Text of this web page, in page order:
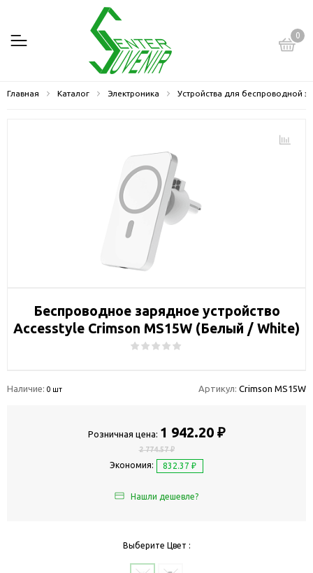
0
Главная Каталог Электроника Устройства для беспроводной
Беспроводное зарядное устройство
Accesstyle Crimson MS15W (Белый / White)
Наличие: 0 шт Артикул: Crimson MS15W
Розничная цена: 1 942.20 ₽
2 774.57 ₽
Экономия: 832.37 ₽
Нашли дешевле?
Выберите Цвет :